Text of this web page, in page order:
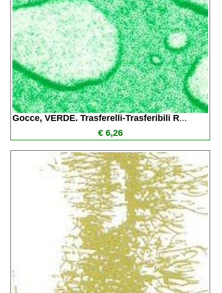
Gocce, VERDE. Trasferelli-Trasferibili R...
€ 6,26